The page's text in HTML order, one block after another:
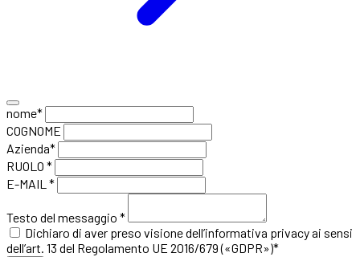
nome*
COGNOME
Azienda*
RUOLO *
E-MAIL *
Testo del messaggio *
Dichiaro di aver preso visionedell’informativa privacyai sensi
dell’art. 13 del Regolamento UE 2016/679 («GDPR»)*